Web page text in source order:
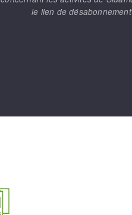
le lien de